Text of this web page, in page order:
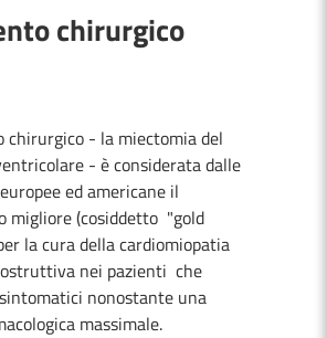
chirurgico
chirurgico - la miectomia del
- è considerata dalle
ed americane il
migliore (cosiddetto "gold
la cura della cardiomiopatia
nei pazienti che
nonostante una
massimale.